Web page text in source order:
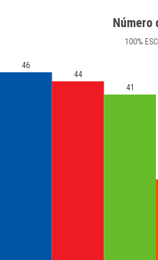
Número
100%
46
44
41